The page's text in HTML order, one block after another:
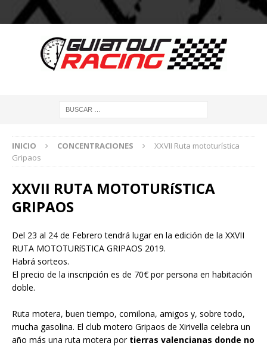
INICIO CONCENTRACIONES
XXVII Ruta mototurística
Gripaos
XXVII RUTA MOTOTURíSTICA
GRIPAOS
Del 23 al 24 de Febrero tendrá lugar en la edición de la XXVII
RUTA MOTOTURíSTICA GRIPAOS 2019.
Habrá sorteos.
El precio de la inscripción es de 70€ por persona en habitación
doble.
Ruta motera, buen tiempo, comilona, amigos y, sobre todo,
mucha gasolina. El club motero Gripaos de Xirivella celebra un
año más una ruta motera por tierras valencianas donde no